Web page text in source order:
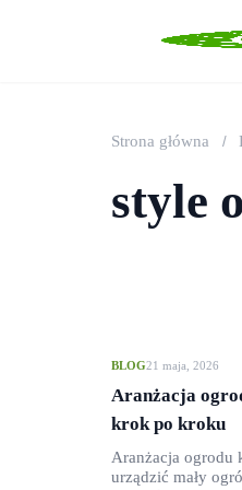
Strona główna /
style
BLOG21 maja, 2026
Aranżacja
krok po kroku
Aranżacja ogrodu
urządzić mały